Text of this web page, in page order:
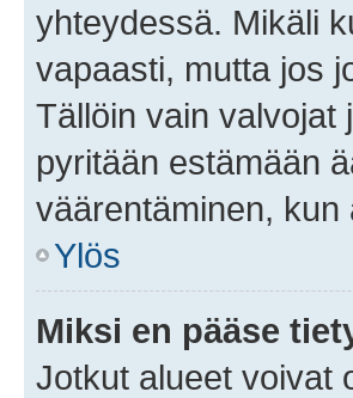
yhteydessä. Mikäli
vapaasti, mutta jos
Tällöin vain valvojat
pyritään estämään
väärentäminen,
Ylös
Miksi en pääse
Jotkut alueet voivat